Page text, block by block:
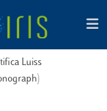
Luiss